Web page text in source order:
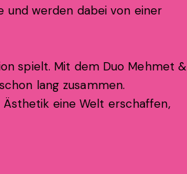
und werden dabei von einer
spielt. Mit dem Duo Mehmet &
lang zusammen.
eine Welt erschaffen,